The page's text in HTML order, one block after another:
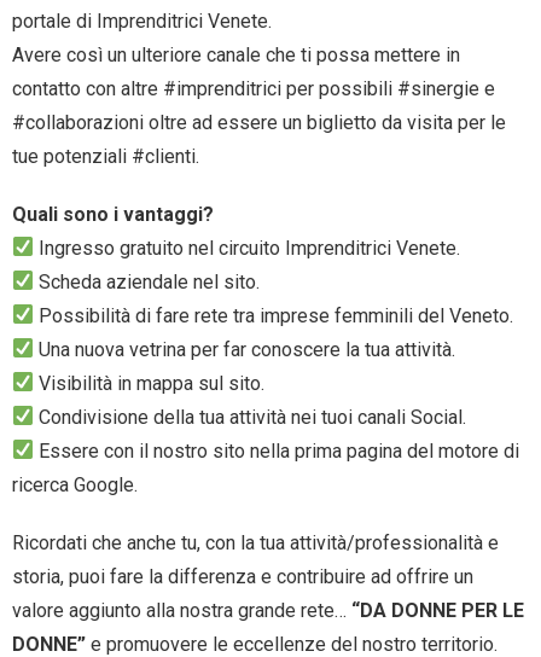
portale di Imprenditrici Venete.
Avere così un ulteriore canale che ti possa mettere in
contatto con altre #imprenditrici per possibili #sinergie e
#collaborazioni oltre ad essere un biglietto da visita per le
tue potenziali #clienti.
Quali sono i vantaggi?
Ingresso gratuito nel circuito Imprenditrici Venete.
Scheda aziendale nel sito.
Possibilità di fare rete tra imprese femminili del Veneto.
Una nuova vetrina per far conoscere la tua attività.
Visibilità in mappa sul sito.
Condivisione della tua attività nei tuoi canali Social.
Essere con il nostro sito nella prima pagina del motore di
ricerca Google.
Ricordati che anche tu, con la tua attività/professionalità e
storia, puoi fare la differenza e contribuire ad offrire un
valore aggiunto alla nostra grande rete… “DA DONNE PER LE
DONNE” e promuovere le eccellenze del nostro territorio.